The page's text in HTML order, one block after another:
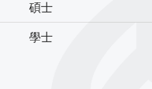
碩士
學士